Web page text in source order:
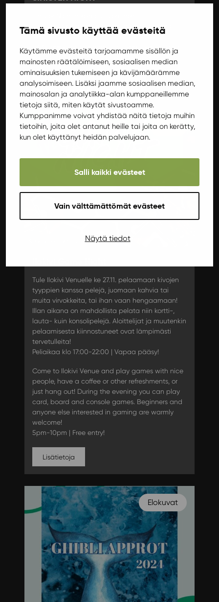
Tämä sivusto käyttää evästeitä
Käytämme evästeitä tarjoamamme sisällön ja
mainosten räätälöimiseen, sosiaalisen median
ominaisuuksien tukemiseen ja kävijämäärämme
analysoimiseen. Lisäksi jaamme sosiaalisen median,
mainosalan ja analytiikka-alan kumppaneillemme
tietoja siitä, miten käytät sivustoamme.
Kumppanimme voivat yhdistää näitä tietoja muihin
tietoihin, joita olet antanut heille tai joita on kerätty,
kun olet käyttänyt heidän palvelujaan.
Salli kaikki evästeet
Vain välttämättömät evästeet
Näytä tiedot
Ilta tuo luoksenne tummanpuhuvaa burleskia
sekä henkeäsalpaavaa vatsatanssia. Illan
päätteeksi saadaan nauttia livemusiikista, josta
vastaa metallibändi Scars of Solitude!
Lisätietoja Osta lippuja
Muut
Keskiviikko 27.11.2024 17:00
Tule Ilokivi Venuelle ke 27.11. pelaamaan kivojen
tyyppien kanssa pelejä, juomaan kahvia tai
muita virvokkeita, tai ihan vaan hengaamaan!
Illan aikana on mahdollista pelata niin kortti-,
lauta- kuin konsolipelejä. Aloittelijat ja muutenkin
pelaamisesta kiinnostuneet ovat lämpimästi
tervetulleita!
Peliaikaa klo 17:00-22:00 | Vapaa pääsy!
Come to Ilokivi Venue and play games with nice
people, have a coffee or other refreshments, or
just hang out! During the evening you can play
card, board and console games. Beginners and
anyone else interested in gaming are warmly
welcome!
5pm-10pm | Free entry!
Lisätietoja
Elokuvat